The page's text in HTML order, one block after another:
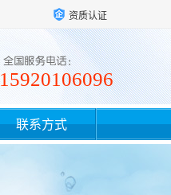
资质认证
15920106096
联系方式